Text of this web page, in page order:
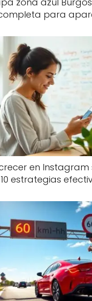
para
en Instagram
10 estrategias